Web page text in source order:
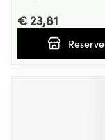
€ 23,81